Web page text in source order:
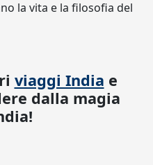
la vita e la filosofia del
viaggi India e
dalla magia